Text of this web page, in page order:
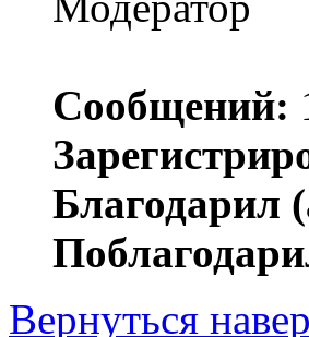
Сообщений:
Благодарил
Вернуться